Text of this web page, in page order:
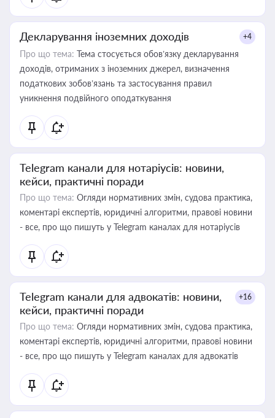
Декларування іноземних доходів +4
Про що тема: Тема стосується обов’язку декларування
доходів, отриманих з іноземних джерел, визначення
податкових зобов’язань та застосування правил
уникнення подвійного оподаткування
Telegram канали для нотаріусів: новини,
кейси, практичні поради
Про що тема: Огляди нормативних змін, судова практика,
коментарі експертів, юридичні алгоритми, правові новини
- все, про що пишуть у Telegram каналах для нотаріусів
Telegram канали для адвокатів: новини,
кейси, практичні поради
+16
Про що тема: Огляди нормативних змін, судова практика,
коментарі експертів, юридичні алгоритми, правові новини
- все, про що пишуть у Telegram каналах для адвокатів